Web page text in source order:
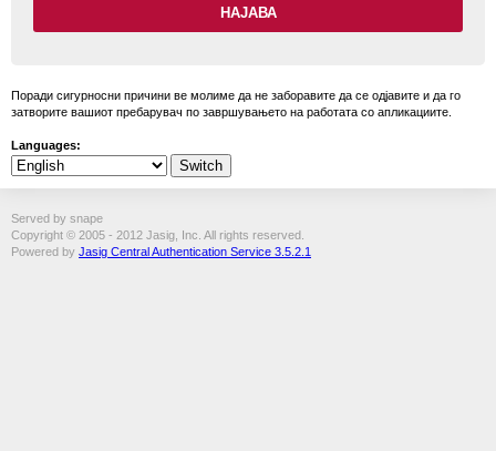
Поради сигурносни причини ве молиме да не заборавите да се одјавите и да го
затворите вашиот пребарувач по завршувањето на работата со апликациите.
Languages:
Served by snape
Copyright © 2005 - 2012 Jasig, Inc. All rights reserved.
Powered by Jasig Central Authentication Service 3.5.2.1